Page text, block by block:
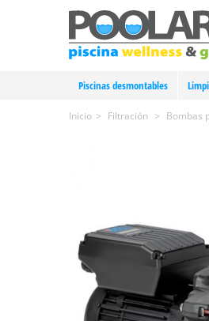
Piscinas desmontables
Inicio > Filtración > Bombas